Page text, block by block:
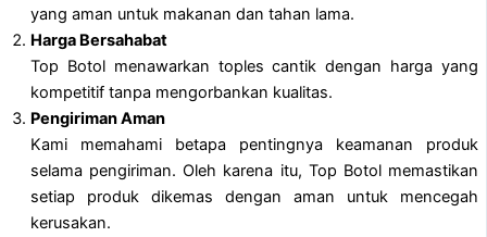
yang aman untuk makanan dan tahan lama.
Harga Bersahabat
Top Botol menawarkan toples cantik dengan harga yang
kompetitif tanpa mengorbankan kualitas.
Pengiriman Aman
Kami memahami betapa pentingnya keamanan produk
selama pengiriman. Oleh karena itu, Top Botol memastikan
setiap produk dikemas dengan aman untuk mencegah
kerusakan.